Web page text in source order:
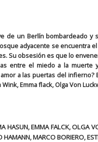
de un Berlín bombardeado
adyacente se encuentra
Su obsesión es que lo
entre el miedo a la
a las puertas del
Emma flack, Olga Von
HASUN, EMMA FALCK, OLGA
HAMANN, MARCO BORIERO,